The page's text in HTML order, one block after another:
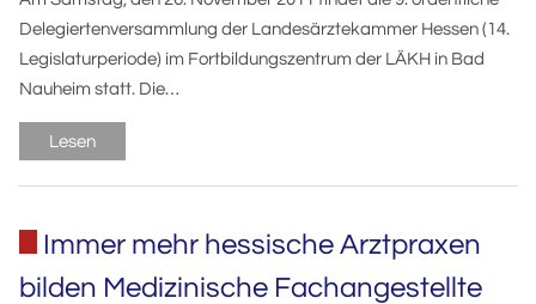
Delegiertenversammlung der Landesärztekammer Hessen (14.
Legislaturperiode) im Fortbildungszentrum der LÄKH in Bad
Nauheim statt. Die…
Lesen
Immer mehr hessische Arztpraxen
bilden Medizinische Fachangestellte